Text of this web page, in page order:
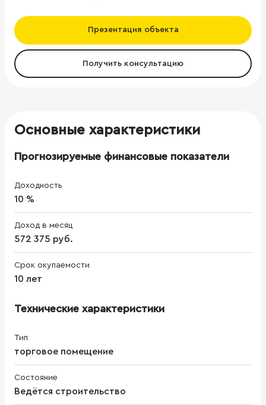
Презентация объекта
Получить консультацию
Основные характеристики
Прогнозируемые финансовые показатели
Доходность
10 %
Доход в месяц
572 375 руб.
Срок окупаемости
10 лет
Технические характеристики
Тип
торговое помещение
Состояние
Ведётся строительство